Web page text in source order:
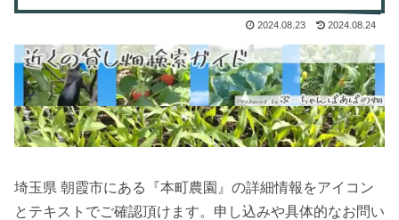
2024.08.23 2024.08.24
埼玉県 朝霞市にある『本町農園』の詳細情報をアイコン
とテキストでご確認頂けます。申し込みや具体的なお問い